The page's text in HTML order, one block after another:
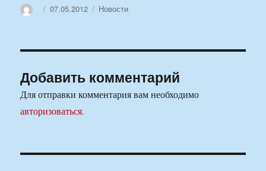
АвторОпубликовано
07.05.2012 Рубрики
Новости
Добавить комментарий
Для отправки комментария вам необходимо
авторизоваться.